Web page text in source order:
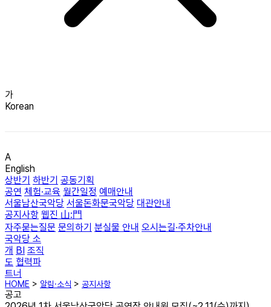
가
Korean
A
English
상반기 하반기 공동기획
공연 체험·교육 월간일정 예매안내
서울남산국악당 서울돈화문국악당 대관안내
공지사항 웹진 山:門
자주묻는질문 문의하기 분실물 안내 오시는길·주차안내
국악당 소
개 BI 조직
도 협력파
트너
HOME > 알림·소식 > 공지사항
공고